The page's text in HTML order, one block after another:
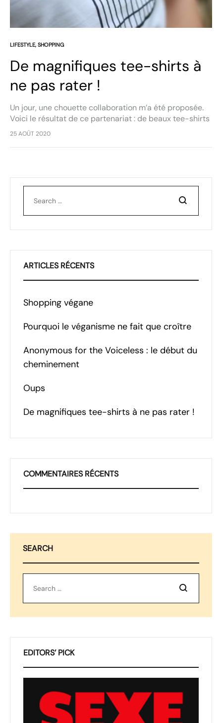
LIFESTYLE, SHOPPING
De magnifiques tee-shirts à
ne pas rater !
Un jour, une chouette collaboration m’a été proposée.
Voici le résultat de ce partenariat : de beaux tee-shirts
sérigraphiés accompagnés d’un joli pendentif en bois
25 AOÛT 2020
Recherchez
ARTICLES RÉCENTS
Shopping végane
Pourquoi le véganisme ne fait que croître
Anonymous for the Voiceless : le début du
cheminement
Oups
De magnifiques tee-shirts à ne pas rater !
COMMENTAIRES RÉCENTS
SEARCH
Recherchez
EDITORS’ PICK